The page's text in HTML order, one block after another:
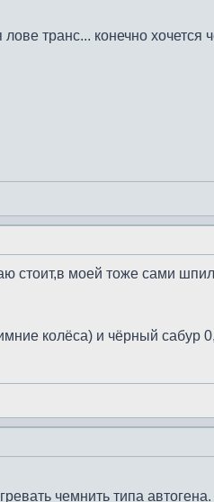
транс... конечно хочется
стоит,в моей тоже сами
колёса) и чёрный сабур
чемнить типа